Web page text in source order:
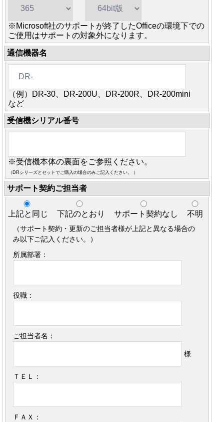
※Microsoft社のサポートが終了したOfficeの環境下での
ご使用はサポートの対象外になります。
通信機器名
（例）DR-30、DR-200U、DR-200R、DR-200mini
など
受信機シリアル番号
※受信機本体の裏面をご参照ください。
（DRシリーズとセットでご購入の場合のみご記入ください。 ）
サポート契約ご担当者
上記と同じ 下記のとおり サポート契約なし 不明
（サポート契約・更新のご担当者様が上記と異なる場合の
み以下ご記入ください。）
所属部署：
役職：
ご担当者名：
様
ＴＥＬ：
ＦＡＸ：